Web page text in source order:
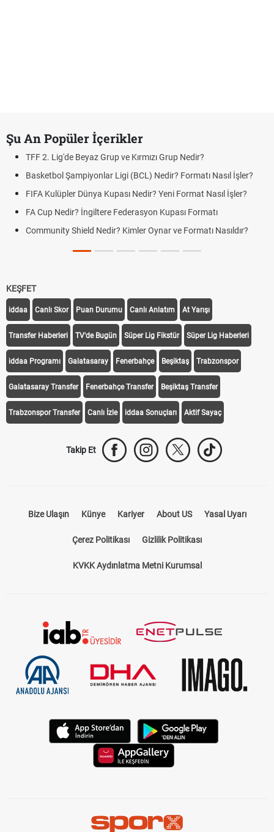
Şu An Popüler İçerikler
TFF 2. Lig'de Beyaz Grup ve Kırmızı Grup Nedir?
Basketbol Şampiyonlar Ligi (BCL) Nedir? Formatı Nasıl İşler?
FIFA Kulüpler Dünya Kupası Nedir? Yeni Format Nasıl İşler?
FA Cup Nedir? İngiltere Federasyon Kupası Formatı
Community Shield Nedir? Kimler Oynar ve Formatı Nasıldır?
KEŞFET
iddaa Canlı Skor Puan Durumu Canlı Anlatım At Yarışı
Transfer Haberleri TV'de Bugün Süper Lig Fikstür Süper Lig Haberleri
iddaa Programı Galatasaray Fenerbahçe Beşiktaş Trabzonspor
Galatasaray Transfer Fenerbahçe Transfer Beşiktaş Transfer
Trabzonspor Transfer Canlı İzle iddaa Sonuçları Aktif Sayaç
Takip Et
Bize Ulaşın Künye Kariyer About US Yasal Uyarı
Çerez Politikası Gizlilik Politikası
KVKK Aydınlatma Metni Kurumsal